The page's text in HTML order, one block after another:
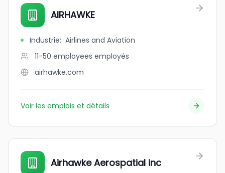
AIRHAWKE
Industrie: Airlines and Aviation
11-50 employees employés
airhawke.com
Voir les emplois et détails
Airhawke Aerospatial inc